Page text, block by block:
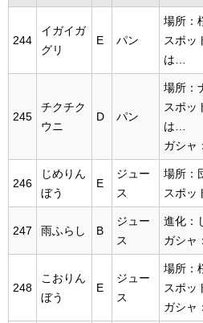
244
イガイガ
グリ
E パン
場所：
スポッ
は…
245
チクチク
ウニ
D パン
場所：
スポッ
は…
ガシャ
246
じめりん
ぼう
E
ジュー
ス
場所：
スポッ
247 雨ふらし B
ジュー
ス
進化：
ガシャ
248
こおりん
ぼう
E
ジュー
ス
場所：
スポッ
ガシャ